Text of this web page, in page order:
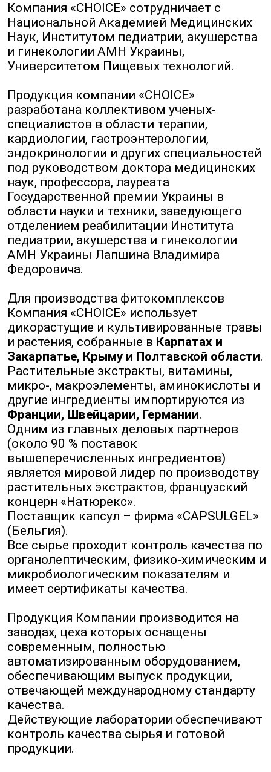
Компания «CHOICE» сотрудничает с
Национальной Академией Медицинских
Наук, Институтом педиатрии, акушерства
и гинекологии АМН Украины,
Университетом Пищевых технологий.
Продукция компании «CHOICE»
разработана коллективом ученых-
специалистов в области терапии,
кардиологии, гастроэнтерологии,
эндокринологии и других специальностей
под руководством доктора медицинских
наук, профессора, лауреата
Государственной премии Украины в
области науки и техники, заведующего
отделением реабилитации Института
педиатрии, акушерства и гинекологии
АМН Украины Лапшина Владимира
Федоровича.
Для производства фитокомплексов
Компания «CHOICE» использует
дикорастущие и культивированные травы
и растения, собранные в Карпатах и
Закарпатье, Крыму и Полтавской области.
Растительные экстракты, витамины,
микро-, макроэлементы, аминокислоты и
другие ингредиенты импортируются из
Франции, Швейцарии, Германии.
Одним из главных деловых партнеров
(около 90 % поставок
вышеперечисленных ингредиентов)
является мировой лидер по производству
растительных экстрактов, французский
концерн «Натюрекс».
Поставщик капсул – фирма «CAPSULGEL»
(Бельгия).
Все сырье проходит контроль качества по
органолептическим, физико-химическим и
микробиологическим показателям и
имеет сертификаты качества.
Продукция Компании производится на
заводах, цеха которых оснащены
современным, полностью
автоматизированным оборудованием,
обеспечивающим выпуск продукции,
отвечающей международному стандарту
качества.
Действующие лаборатории обеспечивают
контроль качества сырья и готовой
продукции.